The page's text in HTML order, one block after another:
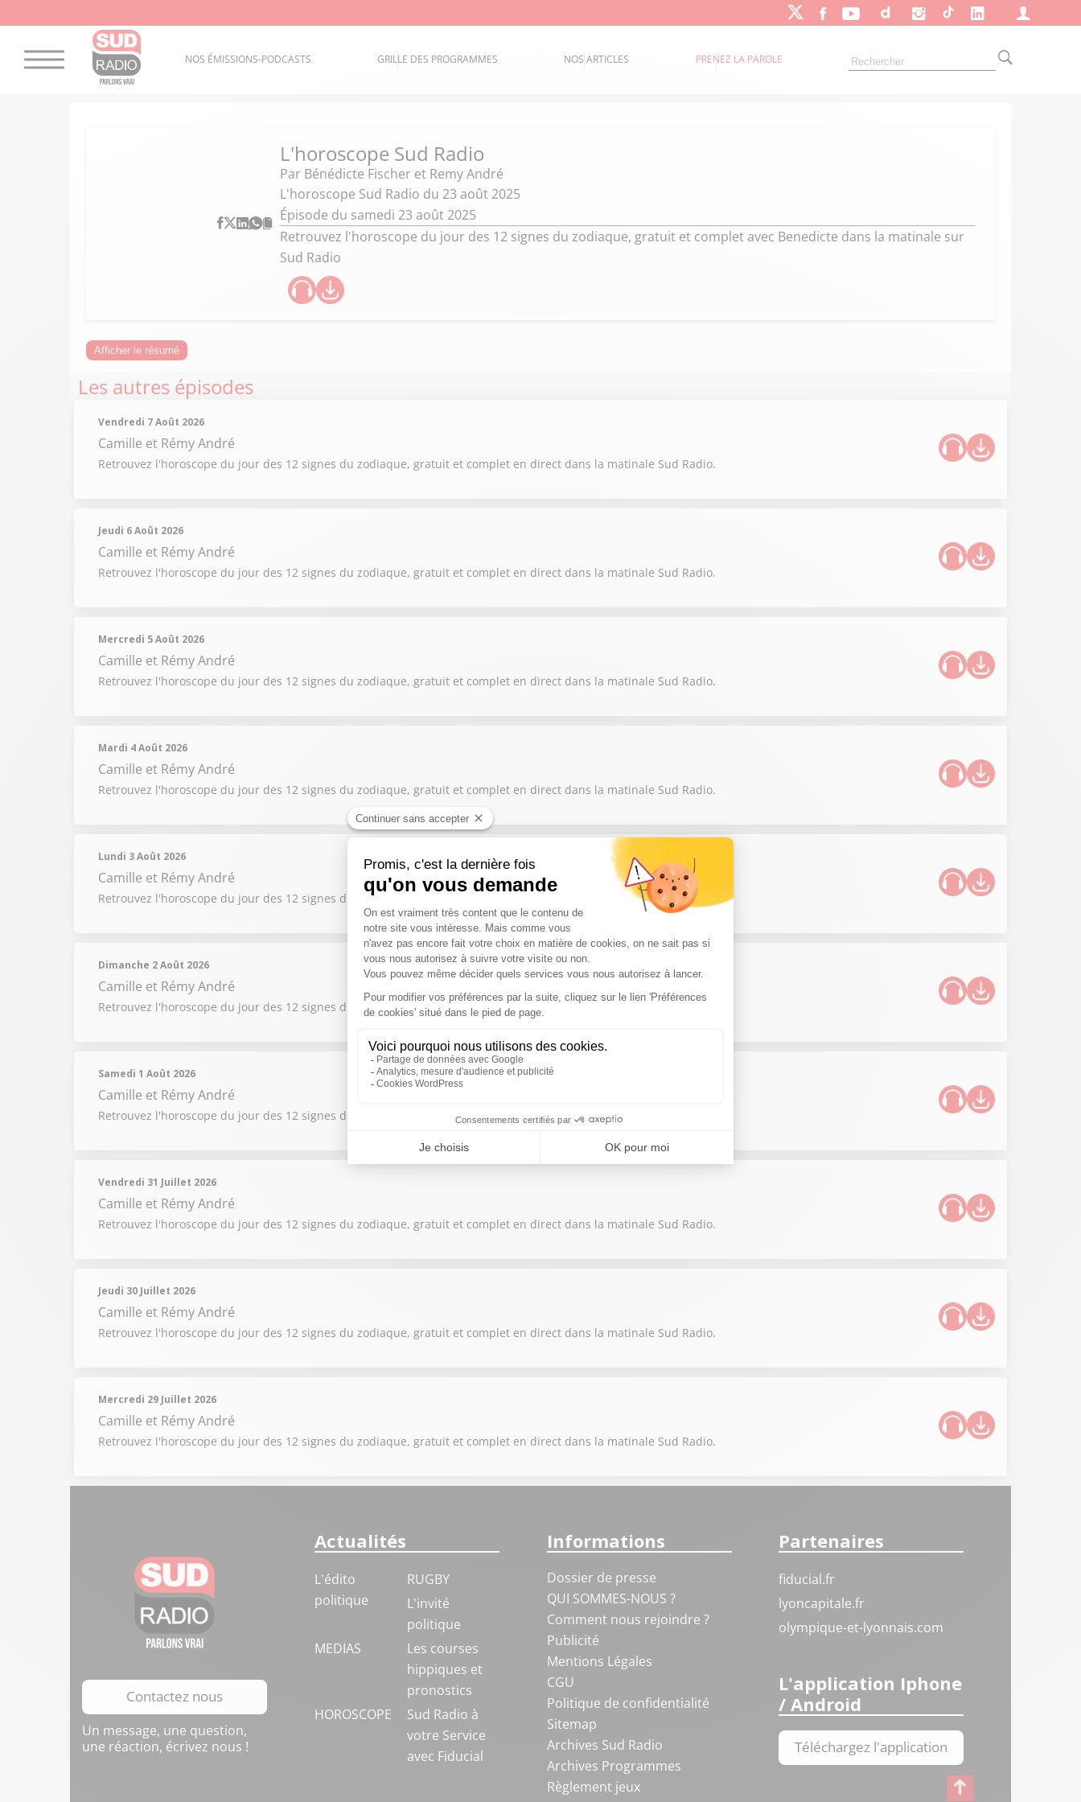
NOS ÉMISSIONS-PODCASTS GRILLE DES PROGRAMMES NOS ARTICLES PRENEZ LA PAROLE
L'horoscope Sud Radio
Par Bénédicte Fischer et Remy André
L'horoscope Sud Radio du 23 août 2025
Épisode du samedi 23 août 2025
Retrouvez l'horoscope du jour des 12 signes du zodiaque, gratuit et complet avec Benedicte dans la matinale sur
Sud Radio
Afficher le résumé
Les autres épisodes
Vendredi 7 Août 2026
Camille et Rémy André
Retrouvez l'horoscope du jour des 12 signes du zodiaque, gratuit et complet en direct dans la matinale Sud Radio.
Jeudi 6 Août 2026
Camille et Rémy André
Retrouvez l'horoscope du jour des 12 signes du zodiaque, gratuit et complet en direct dans la matinale Sud Radio.
Mercredi 5 Août 2026
Camille et Rémy André
Retrouvez l'horoscope du jour des 12 signes du zodiaque, gratuit et complet en direct dans la matinale Sud Radio.
Mardi 4 Août 2026
Camille et Rémy André
Retrouvez l'horoscope du jour des 12 signes du zodiaque, gratuit et complet en direct dans la matinale Sud Radio.
Lundi 3 Août 2026
Camille et Rémy André
Retrouvez l'horoscope du jour des 12 signes du zodiaque, gratuit et complet en direct dans la matinale Sud Radio.
Dimanche 2 Août 2026
Camille et Rémy André
Retrouvez l'horoscope du jour des 12 signes du zodiaque, gratuit et complet en direct dans la matinale Sud Radio.
Samedi 1 Août 2026
Camille et Rémy André
Retrouvez l'horoscope du jour des 12 signes du zodiaque, gratuit et complet en direct dans la matinale Sud Radio.
Vendredi 31 Juillet 2026
Camille et Rémy André
Retrouvez l'horoscope du jour des 12 signes du zodiaque, gratuit et complet en direct dans la matinale Sud Radio.
Jeudi 30 Juillet 2026
Camille et Rémy André
Retrouvez l'horoscope du jour des 12 signes du zodiaque, gratuit et complet en direct dans la matinale Sud Radio.
Mercredi 29 Juillet 2026
Camille et Rémy André
Retrouvez l'horoscope du jour des 12 signes du zodiaque, gratuit et complet en direct dans la matinale Sud Radio.
Contactez nous
Un message, une question,
une réaction, écrivez nous !
Actualités
L'édito
politique
RUGBY
L'invité
politique
MEDIAS
Les courses
hippiques et
pronostics
HOROSCOPE
Sud Radio à
votre Service
avec Fiducial
Informations
Dossier de presse
QUI SOMMES-NOUS ?
Comment nous rejoindre ?
Publicité
Mentions Légales
CGU
Politique de confidentialité
Sitemap
Archives Sud Radio
Archives Programmes
Règlement jeux
Partenaires
fiducial.fr
lyoncapitale.fr
olympique-et-lyonnais.com
L'application Iphone
/ Android
Téléchargez l'application